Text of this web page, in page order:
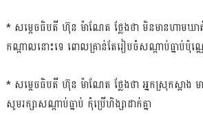
* សម្ដេចធិបតី ហ៊ុន ម៉ាណែត ថ្លែងថា មិនមានហាមឃ
កណ្ដាលនោះទេ ពោលគ្រាន់តែរៀបចំសណ្ដាប់ធ្នាប់ប៉ុណ្
* សម្ដេចធិបតី ហ៊ុន ម៉ាណែត ថ្លែងថា អ្នកស្រុកស្អាង
សូមរក្សាសណ្ដាប់ធ្នាប់ កុំប្រើហិង្សាដាក់គ្នា